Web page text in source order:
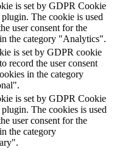
is set by GDPR Cookie
plugin. The cookie is used
user consent for the
the category "Analytics".
is set by GDPR cookie
record the user consent
in the category
is set by GDPR Cookie
The cookies is used
user consent for the
the category